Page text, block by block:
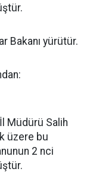
Bakanı yürütür.
Müdürü Salih
üzere bu
2 nci